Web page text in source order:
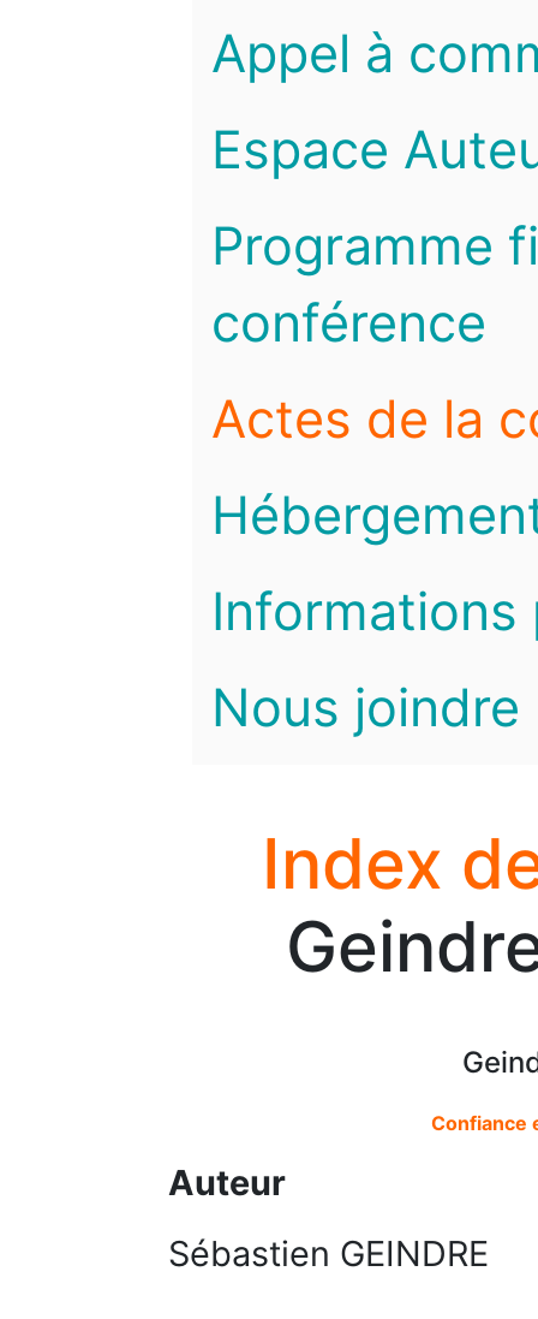
Appel à
Espace
Programme
conférence
Actes de la
Informations
Nous joindre
Index
Confiance
Auteur
Sébastien GEINDRE